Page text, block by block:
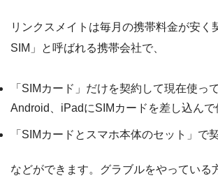
リンクスメイトは毎月の携帯料金が安く
SIM」と呼ばれる携帯会社で、
「SIMカード」だけを契約して現在使っ
Android、iPadにSIMカードを差し込んで
「SIMカードとスマホ本体のセット」で
などができます。グラブルをやっている